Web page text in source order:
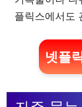
플릭스에서도
넷플